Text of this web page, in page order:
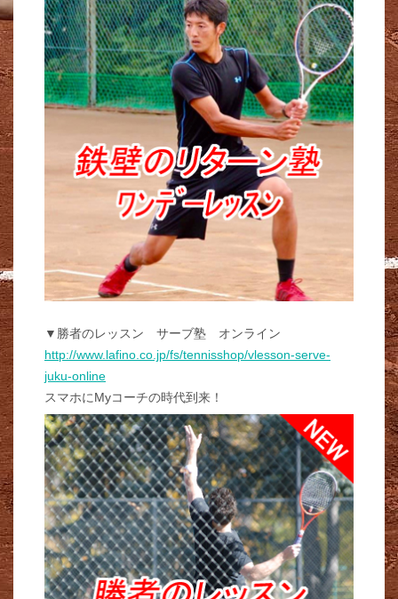
▼勝者のレッスン サーブ塾 オンライン
http://www.lafino.co.jp/fs/tennisshop/vlesson-serve-
juku-online
スマホにMyコーチの時代到来！